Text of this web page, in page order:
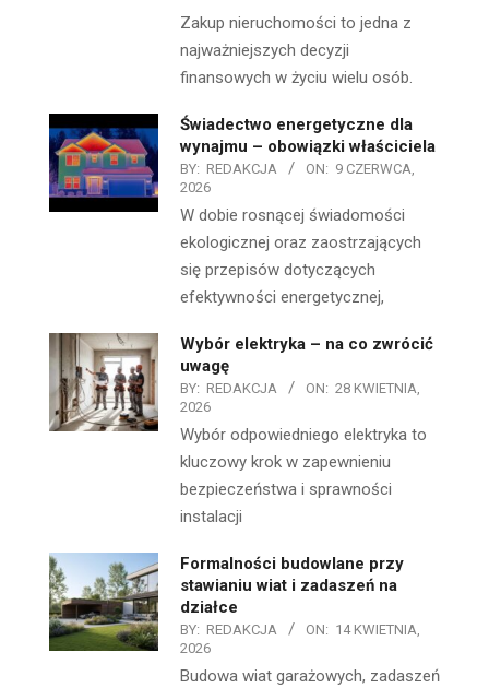
Zakup nieruchomości to jedna z
najważniejszych decyzji
finansowych w życiu wielu osób.
Świadectwo energetyczne dla
wynajmu – obowiązki właściciela
BY: REDAKCJA ON: 9 CZERWCA,
2026
W dobie rosnącej świadomości
ekologicznej oraz zaostrzających
się przepisów dotyczących
efektywności energetycznej,
Wybór elektryka – na co zwrócić
uwagę
BY: REDAKCJA ON: 28 KWIETNIA,
2026
Wybór odpowiedniego elektryka to
kluczowy krok w zapewnieniu
bezpieczeństwa i sprawności
instalacji
Formalności budowlane przy
stawianiu wiat i zadaszeń na
działce
BY: REDAKCJA ON: 14 KWIETNIA,
2026
Budowa wiat garażowych, zadaszeń